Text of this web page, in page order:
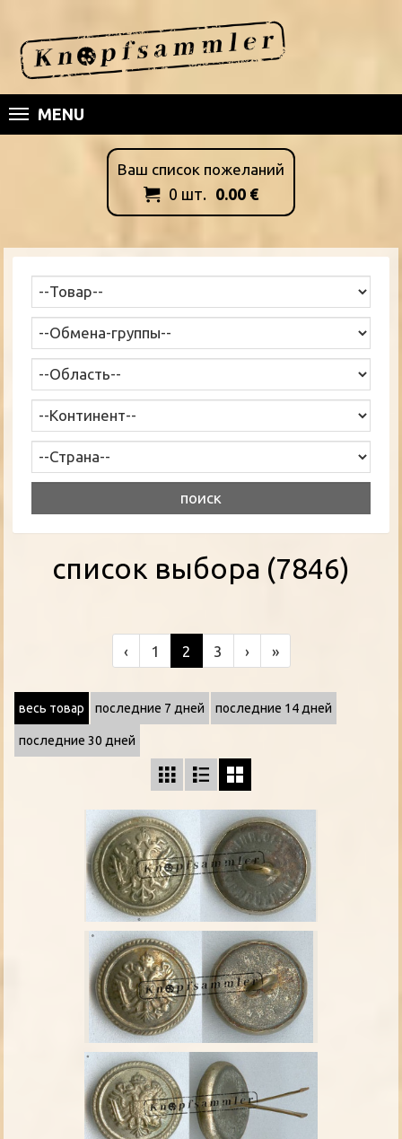
MENU
Ваш список пожеланий
 0 шт. 0.00 €
список выбора (7846)
‹ 1 2 3 › »
весь товар последние 7 дней последние 14 дней
последние 30 дней
  